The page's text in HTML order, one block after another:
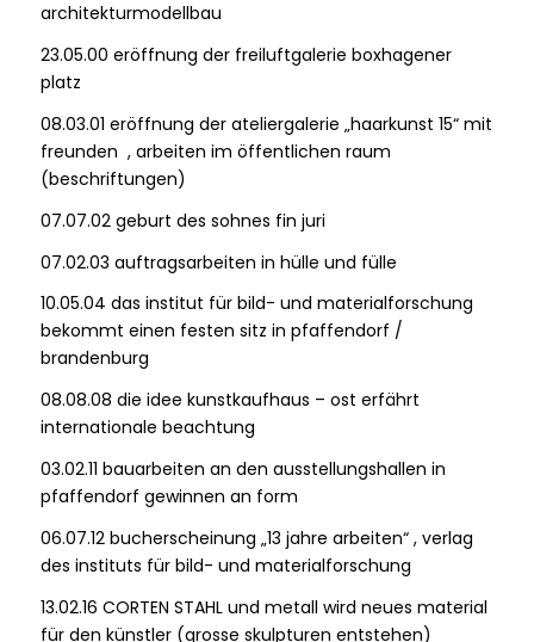
architekturmodellbau
23.05.00 eröffnung der freiluftgalerie boxhagener
platz
08.03.01 eröffnung der ateliergalerie „haarkunst 15“ mit
freunden , arbeiten im öffentlichen raum
(beschriftungen)
07.07.02 geburt des sohnes fin juri
07.02.03 auftragsarbeiten in hülle und fülle
10.05.04 das institut für bild- und materialforschung
bekommt einen festen sitz in pfaffendorf /
brandenburg
08.08.08 die idee kunstkaufhaus – ost erfährt
internationale beachtung
03.02.11 bauarbeiten an den ausstellungshallen in
pfaffendorf gewinnen an form
06.07.12 bucherscheinung „13 jahre arbeiten“ , verlag
des instituts für bild- und materialforschung
13.02.16 CORTEN STAHL und metall wird neues material
für den künstler (grosse skulpturen entstehen)